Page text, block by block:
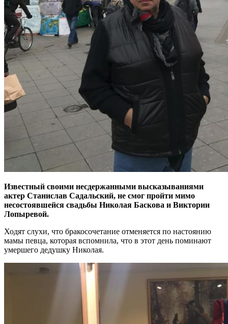
Известный своими несдержанными высказываниями
актер Станислав Садальский, не смог пройти мимо
несостоявшейся свадьбы Николая Баскова и Виктории
Лопыревой.
Ходят слухи, что бракосочетание отменяется по настоянию
мамы певца, которая вспомнила, что в этот день поминают
умершего дедушку Николая.